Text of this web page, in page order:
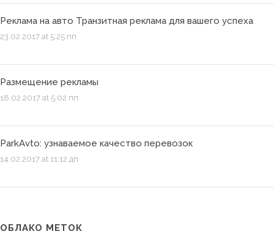
Реклама на авто Транзитная реклама для вашего успеха
23.02.2017 at 5:25 пп
Размещение рекламы
18.02.2017 at 5:02 пп
ParkAvto: узнаваемое качество перевозок
14.02.2017 at 11:12 дп
ОБЛАКО МЕТОК